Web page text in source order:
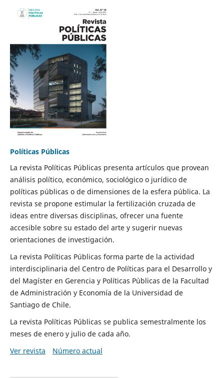
Políticas Públicas
La revista Políticas Públicas presenta artículos que provean
análisis político, económico, sociológico o jurídico de
políticas públicas o de dimensiones de la esfera pública. La
revista se propone estimular la fertilización cruzada de
ideas entre diversas disciplinas, ofrecer una fuente
accesible sobre su estado del arte y sugerir nuevas
orientaciones de investigación.
La revista Políticas Públicas forma parte de la actividad
interdisciplinaria del Centro de Políticas para el Desarrollo y
del Magíster en Gerencia y Políticas Públicas de la Facultad
de Administración y Economía de la Universidad de
Santiago de Chile.
La revista Políticas Públicas se publica semestralmente los
meses de enero y julio de cada año.
Ver revista
Número actual